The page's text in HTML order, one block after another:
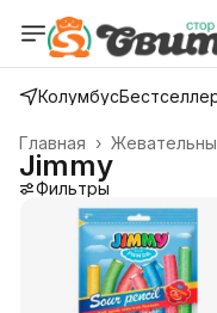
Колумбус
Главная ›
Jimmy
Фильтры